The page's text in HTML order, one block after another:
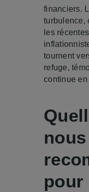
financiers.
turbulence,
les
tournent
refuge,
continue
nous
pour